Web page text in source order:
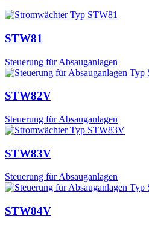
STW81
Steuerung für Absauganlagen
STW82V
Steuerung für Absauganlagen
STW83V
Steuerung für Absauganlagen
STW84V